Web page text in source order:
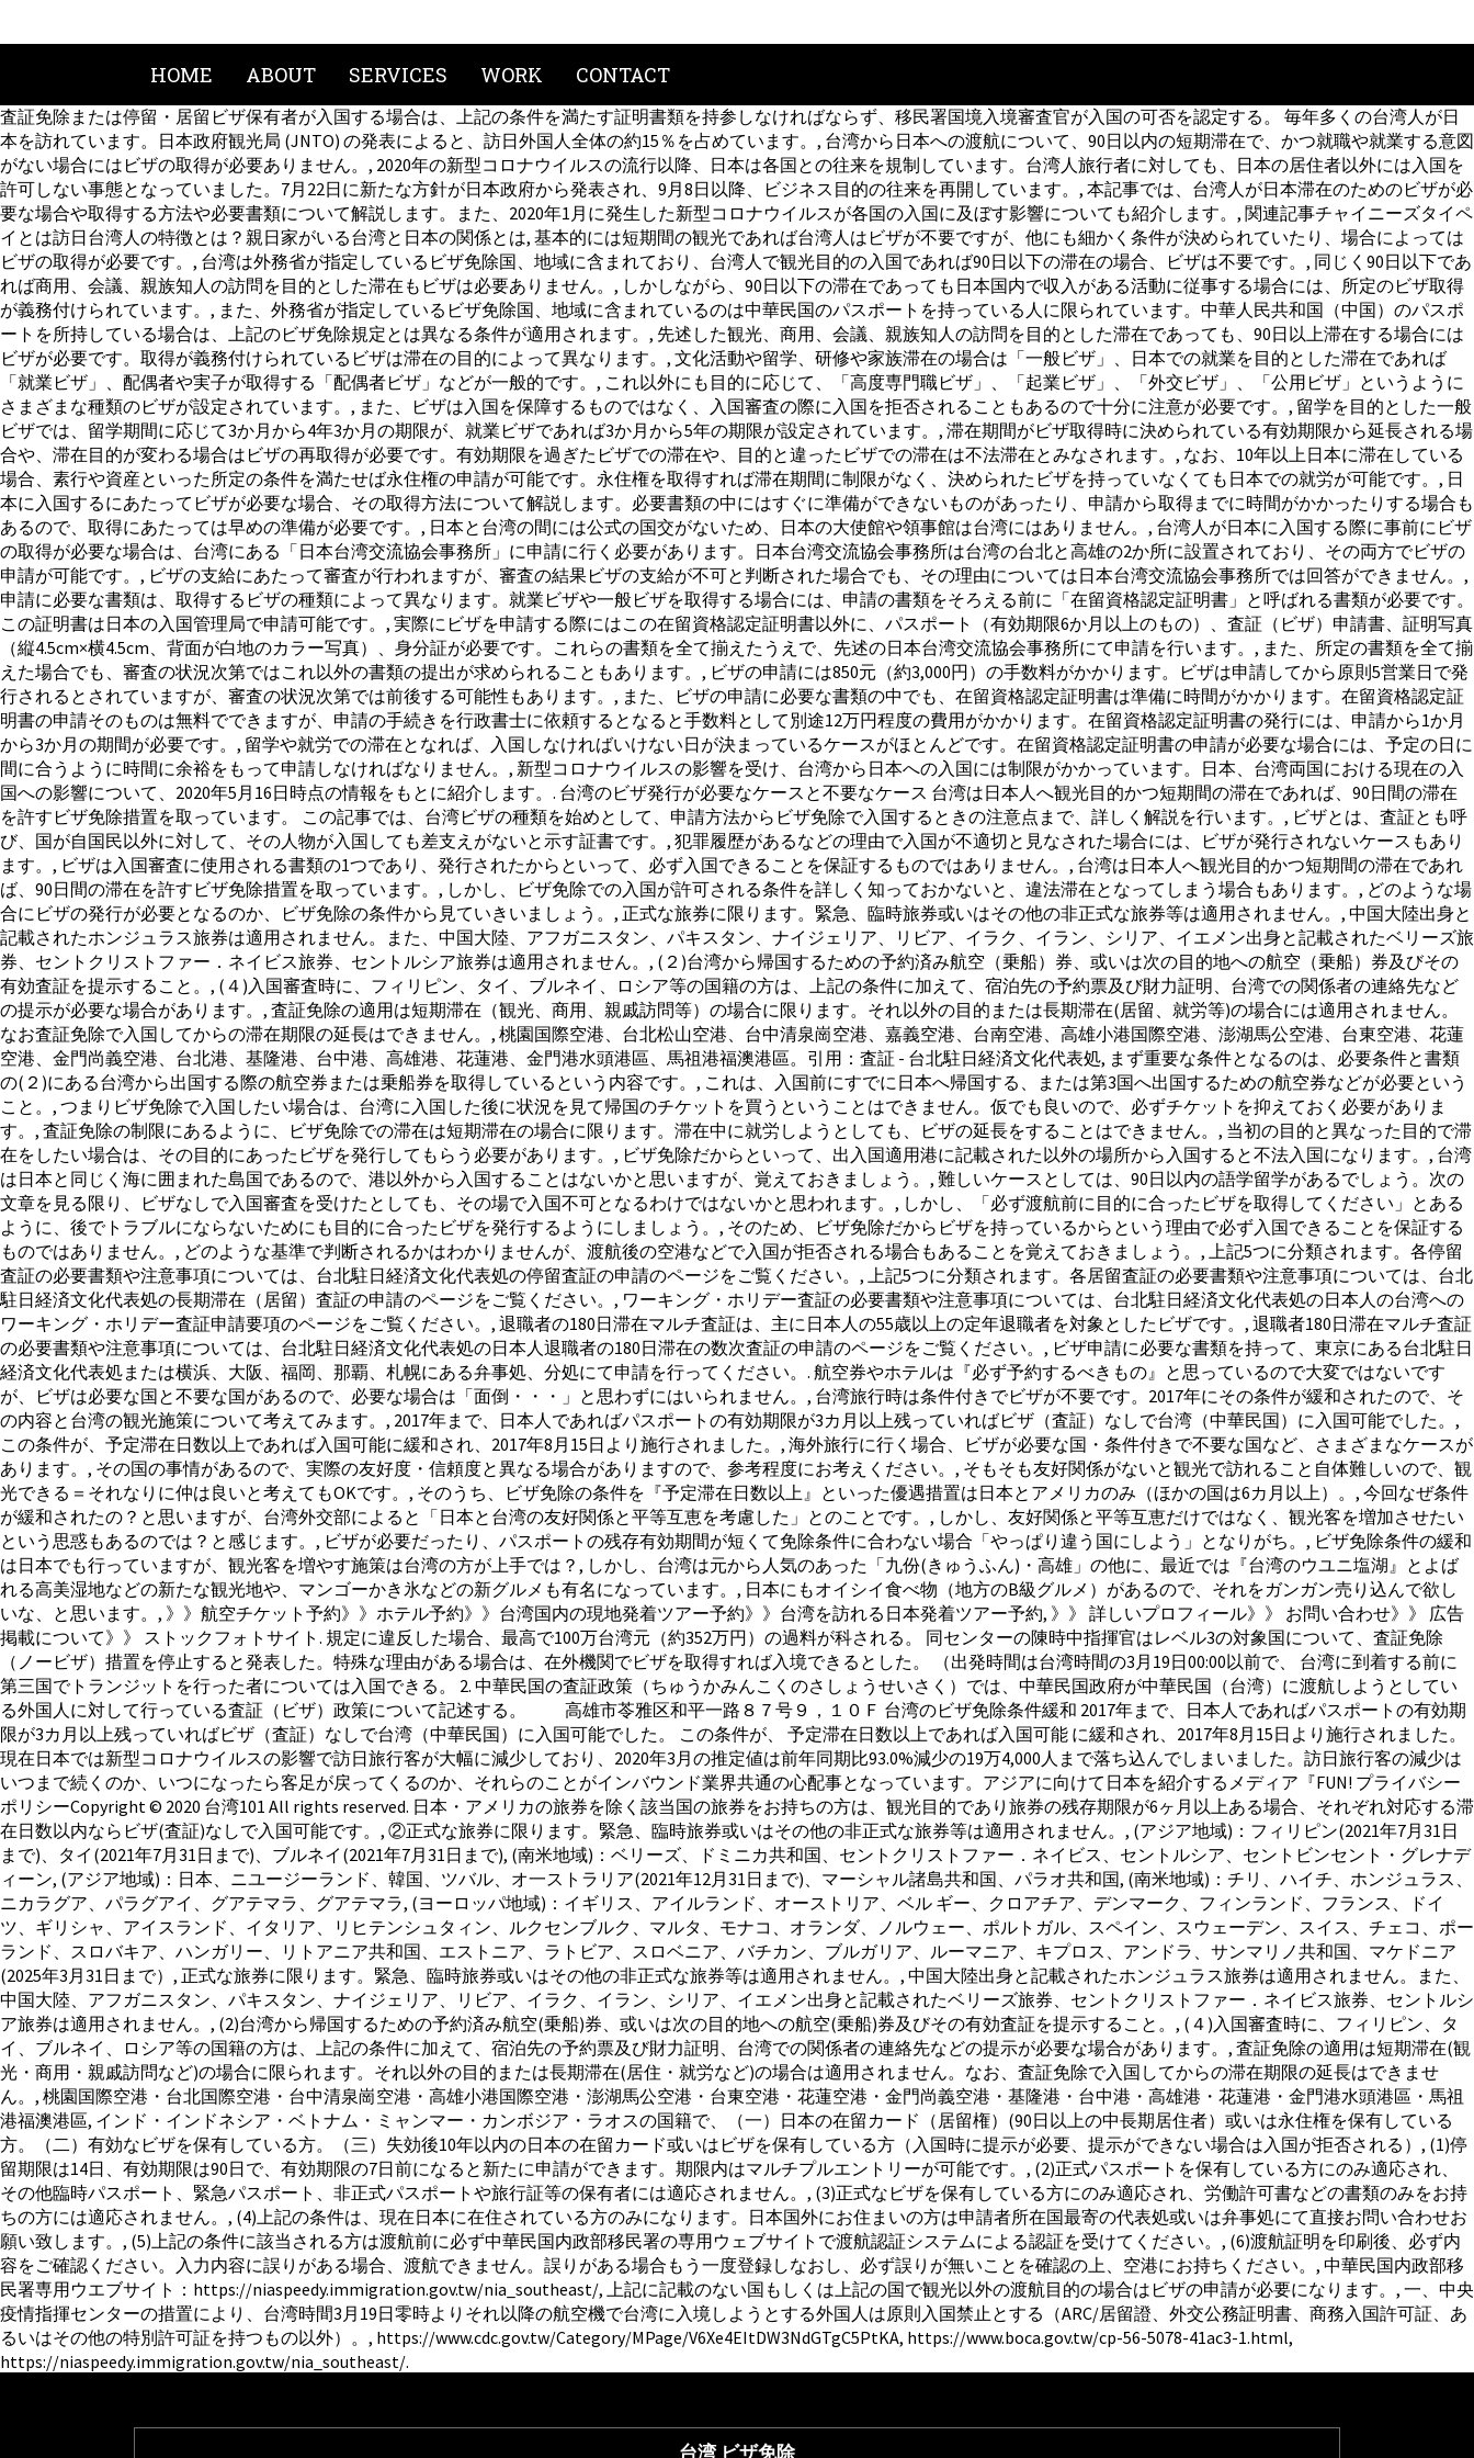
HOME ABOUT SERVICES WORK CONTACT
査証免除または停留・居留ビザ保有者が入国する場合は、上記の条件を満たす証明書類を持参しなければならず、移民署国境入境審査官が入国の可否を認定する。 毎年多くの台湾人が日
本を訪れています。日本政府観光局 (JNTO) の発表によると、訪日外国人全体の約15％を占めています。, 台湾から日本への渡航について、90日以内の短期滞在で、かつ就職や就業する意図
がない場合にはビザの取得が必要ありません。, 2020年の新型コロナウイルスの流行以降、日本は各国との往来を規制しています。台湾人旅行者に対しても、日本の居住者以外には入国を
許可しない事態となっていました。7月22日に新たな方針が日本政府から発表され、9月8日以降、ビジネス目的の往来を再開しています。, 本記事では、台湾人が日本滞在のためのビザが必
要な場合や取得する方法や必要書類について解説します。また、2020年1月に発生した新型コロナウイルスが各国の入国に及ぼす影響についても紹介します。, 関連記事チャイニーズタイペ
イとは訪日台湾人の特徴とは？親日家がいる台湾と日本の関係とは, 基本的には短期間の観光であれば台湾人はビザが不要ですが、他にも細かく条件が決められていたり、場合によっては
ビザの取得が必要です。, 台湾は外務省が指定しているビザ免除国、地域に含まれており、台湾人で観光目的の入国であれば90日以下の滞在の場合、ビザは不要です。, 同じく90日以下であ
れば商用、会議、親族知人の訪問を目的とした滞在もビザは必要ありません。, しかしながら、90日以下の滞在であっても日本国内で収入がある活動に従事する場合には、所定のビザ取得
が義務付けられています。, また、外務省が指定しているビザ免除国、地域に含まれているのは中華民国のパスポートを持っている人に限られています。中華人民共和国（中国）のパスポ
ートを所持している場合は、上記のビザ免除規定とは異なる条件が適用されます。, 先述した観光、商用、会議、親族知人の訪問を目的とした滞在であっても、90日以上滞在する場合には
ビザが必要です。取得が義務付けられているビザは滞在の目的によって異なります。, 文化活動や留学、研修や家族滞在の場合は「一般ビザ」、日本での就業を目的とした滞在であれば
「就業ビザ」、配偶者や実子が取得する「配偶者ビザ」などが一般的です。, これ以外にも目的に応じて、「高度専門職ビザ」、「起業ビザ」、「外交ビザ」、「公用ビザ」というように
さまざまな種類のビザが設定されています。, また、ビザは入国を保障するものではなく、入国審査の際に入国を拒否されることもあるので十分に注意が必要です。, 留学を目的とした一般
ビザでは、留学期間に応じて3か月から4年3か月の期限が、就業ビザであれば3か月から5年の期限が設定されています。, 滞在期間がビザ取得時に決められている有効期限から延長される場
合や、滞在目的が変わる場合はビザの再取得が必要です。有効期限を過ぎたビザでの滞在や、目的と違ったビザでの滞在は不法滞在とみなされます。, なお、10年以上日本に滞在している
場合、素行や資産といった所定の条件を満たせば永住権の申請が可能です。永住権を取得すれば滞在期間に制限がなく、決められたビザを持っていなくても日本での就労が可能です。, 日
本に入国するにあたってビザが必要な場合、その取得方法について解説します。必要書類の中にはすぐに準備ができないものがあったり、申請から取得までに時間がかかったりする場合も
あるので、取得にあたっては早めの準備が必要です。, 日本と台湾の間には公式の国交がないため、日本の大使館や領事館は台湾にはありません。, 台湾人が日本に入国する際に事前にビザ
の取得が必要な場合は、台湾にある「日本台湾交流協会事務所」に申請に行く必要があります。日本台湾交流協会事務所は台湾の台北と高雄の2か所に設置されており、その両方でビザの
申請が可能です。, ビザの支給にあたって審査が行われますが、審査の結果ビザの支給が不可と判断された場合でも、その理由については日本台湾交流協会事務所では回答ができません。,
申請に必要な書類は、取得するビザの種類によって異なります。就業ビザや一般ビザを取得する場合には、申請の書類をそろえる前に「在留資格認定証明書」と呼ばれる書類が必要です。
この証明書は日本の入国管理局で申請可能です。, 実際にビザを申請する際にはこの在留資格認定証明書以外に、パスポート（有効期限6か月以上のもの）、査証（ビザ）申請書、証明写真
（縦4.5cm×横4.5cm、背面が白地のカラー写真）、身分証が必要です。これらの書類を全て揃えたうえで、先述の日本台湾交流協会事務所にて申請を行います。, また、所定の書類を全て揃
えた場合でも、審査の状況次第ではこれ以外の書類の提出が求められることもあります。, ビザの申請には850元（約3,000円）の手数料がかかります。ビザは申請してから原則5営業日で発
行されるとされていますが、審査の状況次第では前後する可能性もあります。, また、ビザの申請に必要な書類の中でも、在留資格認定証明書は準備に時間がかかります。在留資格認定証
明書の申請そのものは無料でできますが、申請の手続きを行政書士に依頼するとなると手数料として別途12万円程度の費用がかかります。在留資格認定証明書の発行には、申請から1か月
から3か月の期間が必要です。, 留学や就労での滞在となれば、入国しなければいけない日が決まっているケースがほとんどです。在留資格認定証明書の申請が必要な場合には、予定の日に
間に合うように時間に余裕をもって申請しなければなりません。, 新型コロナウイルスの影響を受け、台湾から日本への入国には制限がかかっています。日本、台湾両国における現在の入
国への影響について、2020年5月16日時点の情報をもとに紹介します。. 台湾のビザ発行が必要なケースと不要なケース 台湾は日本人へ観光目的かつ短期間の滞在であれば、90日間の滞在
を許すビザ免除措置を取っています。 この記事では、台湾ビザの種類を始めとして、申請方法からビザ免除で入国するときの注意点まで、詳しく解説を行います。, ビザとは、査証とも呼
び、国が自国民以外に対して、その人物が入国しても差支えがないと示す証書です。, 犯罪履歴があるなどの理由で入国が不適切と見なされた場合には、ビザが発行されないケースもあり
ます。, ビザは入国審査に使用される書類の1つであり、発行されたからといって、必ず入国できることを保証するものではありません。, 台湾は日本人へ観光目的かつ短期間の滞在であれ
ば、90日間の滞在を許すビザ免除措置を取っています。, しかし、ビザ免除での入国が許可される条件を詳しく知っておかないと、違法滞在となってしまう場合もあります。, どのような場
合にビザの発行が必要となるのか、ビザ免除の条件から見ていきいましょう。, 正式な旅券に限ります。緊急、臨時旅券或いはその他の非正式な旅券等は適用されません。, 中国大陸出身と
記載されたホンジュラス旅券は適用されません。また、中国大陸、アフガニスタン、パキスタン、ナイジェリア、リビア、イラク、イラン、シリア、イエメン出身と記載されたベリーズ旅
券、セントクリストファー．ネイビス旅券、セントルシア旅券は適用されません。, (２)台湾から帰国するための予約済み航空（乗船）券、或いは次の目的地への航空（乗船）券及びその
有効査証を提示すること。, (４)入国審査時に、フィリピン、タイ、ブルネイ、ロシア等の国籍の方は、上記の条件に加えて、宿泊先の予約票及び財力証明、台湾での関係者の連絡先など
の提示が必要な場合があります。, 査証免除の適用は短期滞在（観光、商用、親戚訪問等）の場合に限ります。それ以外の目的または長期滞在(居留、就労等)の場合には適用されません。
なお査証免除で入国してからの滞在期限の延長はできません。, 桃園国際空港、台北松山空港、台中清泉崗空港、嘉義空港、台南空港、高雄小港国際空港、澎湖馬公空港、台東空港、花蓮
空港、金門尚義空港、台北港、基隆港、台中港、高雄港、花蓮港、金門港水頭港區、馬祖港福澳港區。引用：査証 - 台北駐日経済文化代表処, まず重要な条件となるのは、必要条件と書類
の(２)にある台湾から出国する際の航空券または乗船券を取得しているという内容です。, これは、入国前にすでに日本へ帰国する、または第3国へ出国するための航空券などが必要という
こと。, つまりビザ免除で入国したい場合は、台湾に入国した後に状況を見て帰国のチケットを買うということはできません。仮でも良いので、必ずチケットを抑えておく必要がありま
す。, 査証免除の制限にあるように、ビザ免除での滞在は短期滞在の場合に限ります。滞在中に就労しようとしても、ビザの延長をすることはできません。, 当初の目的と異なった目的で滞
在をしたい場合は、その目的にあったビザを発行してもらう必要があります。, ビザ免除だからといって、出入国適用港に記載された以外の場所から入国すると不法入国になります。, 台湾
は日本と同じく海に囲まれた島国であるので、港以外から入国することはないかと思いますが、覚えておきましょう。, 難しいケースとしては、90日以内の語学留学があるでしょう。次の
文章を見る限り、ビザなしで入国審査を受けたとしても、その場で入国不可となるわけではないかと思われます。, しかし、「必ず渡航前に目的に合ったビザを取得してください」とある
ように、後でトラブルにならないためにも目的に合ったビザを発行するようにしましょう。, そのため、ビザ免除だからビザを持っているからという理由で必ず入国できることを保証する
ものではありません。, どのような基準で判断されるかはわかりませんが、渡航後の空港などで入国が拒否される場合もあることを覚えておきましょう。, 上記5つに分類されます。各停留
査証の必要書類や注意事項については、台北駐日経済文化代表処の停留査証の申請のページをご覧ください。, 上記5つに分類されます。各居留査証の必要書類や注意事項については、台北
駐日経済文化代表処の長期滞在（居留）査証の申請のページをご覧ください。, ワーキング・ホリデー査証の必要書類や注意事項については、台北駐日経済文化代表処の日本人の台湾への
ワーキング・ホリデー査証申請要項のページをご覧ください。, 退職者の180日滞在マルチ査証は、主に日本人の55歳以上の定年退職者を対象としたビザです。, 退職者180日滞在マルチ査証
の必要書類や注意事項については、台北駐日経済文化代表処の日本人退職者の180日滞在の数次査証の申請のページをご覧ください。, ビザ申請に必要な書類を持って、東京にある台北駐日
経済文化代表処または横浜、大阪、福岡、那覇、札幌にある弁事処、分処にて申請を行ってください。. 航空券やホテルは『必ず予約するべきもの』と思っているので大変ではないです
が、ビザは必要な国と不要な国があるので、必要な場合は「面倒・・・」と思わずにはいられません。, 台湾旅行時は条件付きでビザが不要です。2017年にその条件が緩和されたので、そ
の内容と台湾の観光施策について考えてみます。, 2017年まで、日本人であればパスポートの有効期限が3カ月以上残っていればビザ（査証）なしで台湾（中華民国）に入国可能でした。,
この条件が、予定滞在日数以上であれば入国可能に緩和され、2017年8月15日より施行されました。, 海外旅行に行く場合、ビザが必要な国・条件付きで不要な国など、さまざまなケースが
あります。, その国の事情があるので、実際の友好度・信頼度と異なる場合がありますので、参考程度にお考えください。, そもそも友好関係がないと観光で訪れること自体難しいので、観
光できる＝それなりに仲は良いと考えてもOKです。, そのうち、ビザ免除の条件を『予定滞在日数以上』といった優遇措置は日本とアメリカのみ（ほかの国は6カ月以上）。, 今回なぜ条件
が緩和されたの？と思いますが、台湾外交部によると「日本と台湾の友好関係と平等互恵を考慮した」とのことです。, しかし、友好関係と平等互恵だけではなく、観光客を増加させたい
という思惑もあるのでは？と感じます。, ビザが必要だったり、パスポートの残存有効期間が短くて免除条件に合わない場合「やっぱり違う国にしよう」となりがち。, ビザ免除条件の緩和
は日本でも行っていますが、観光客を増やす施策は台湾の方が上手では？, しかし、台湾は元から人気のあった「九份(きゅうふん)・高雄」の他に、最近では『台湾のウユニ塩湖』とよば
れる高美湿地などの新たな観光地や、マンゴーかき氷などの新グルメも有名になっています。, 日本にもオイシイ食べ物（地方のB級グルメ）があるので、それをガンガン売り込んで欲し
いな、と思います。, 》》航空チケット予約》》ホテル予約》》台湾国内の現地発着ツアー予約》》台湾を訪れる日本発着ツアー予約, 》》 詳しいプロフィール》》 お問い合わせ》》 広告
掲載について》》 ストックフォトサイト. 規定に違反した場合、最高で100万台湾元（約352万円）の過料が科される。 同センターの陳時中指揮官はレベル3の対象国について、査証免除
（ノービザ）措置を停止すると発表した。特殊な理由がある場合は、在外機関でビザを取得すれば入境できるとした。 （出発時間は台湾時間の3月19日00:00以前で、 台湾に到着する前に
第三国でトランジットを行った者については入国できる。 2. 中華民国の査証政策（ちゅうかみんこくのさしょうせいさく）では、中華民国政府が中華民国（台湾）に渡航しようとしてい
る外国人に対して行っている査証（ビザ）政策について記述する。 高雄市苓雅区和平一路８７号９，１０Ｆ 台湾のビザ免除条件緩和 2017年まで、日本人であればパスポートの有効期
限が3カ月以上残っていればビザ（査証）なしで台湾（中華民国）に入国可能でした。 この条件が、 予定滞在日数以上であれば入国可能 に緩和され、2017年8月15日より施行されました。
現在日本では新型コロナウイルスの影響で訪日旅行客が大幅に減少しており、2020年3月の推定値は前年同期比93.0%減少の19万4,000人まで落ち込んでしまいました。訪日旅行客の減少は
いつまで続くのか、いつになったら客足が戻ってくるのか、それらのことがインバウンド業界共通の心配事となっています。アジアに向けて日本を紹介するメディア『FUN! プライバシー
ポリシーCopyright © 2020 台湾101 All rights reserved. 日本・アメリカの旅券を除く該当国の旅券をお持ちの方は、観光目的であり旅券の残存期限が6ヶ月以上ある場合、それぞれ対応する滞
在日数以内ならビザ(査証)なしで入国可能です。, ②正式な旅券に限ります。緊急、臨時旅券或いはその他の非正式な旅券等は適用されません。, (アジア地域)：フィリピン(2021年7月31日
まで)、タイ(2021年7月31日まで)、ブルネイ(2021年7月31日まで), (南米地域)：ベリーズ、ドミニカ共和国、セントクリストファー．ネイビス、セントルシア、セントビンセント・グレナデ
ィーン, (アジア地域)：日本、ニユージーランド、韓国、ツバル、オ一ストラリア(2021年12月31日まで)、マーシャル諸島共和国、パラオ共和国, (南米地域)：チリ、ハイチ、ホンジュラス、
ニカラグア、パラグアイ、グアテマラ、グアテマラ, (ヨーロッパ地域)：イギリス、アイルランド、オーストリア、ベル ギー、クロアチア、デンマーク、フィンランド、フランス、ドイ
ツ、ギリシャ、アイスランド、イタリア、リヒテンシュタィン、ルクセンブルク、マルタ、モナコ、オランダ、ノルウェー、ポルトガル、スペイン、スウェーデン、スイス、チェコ、ポー
ランド、スロバキア、ハンガリー、リトアニア共和国、エストニア、ラトビア、スロベニア、バチカン、ブルガリア、ルーマニア、キプロス、アンドラ、サンマリノ共和国、マケドニア
(2025年3月31日まで）, 正式な旅券に限ります。緊急、臨時旅券或いはその他の非正式な旅券等は適用されません。, 中国大陸出身と記載されたホンジュラス旅券は適用されません。また、
中国大陸、アフガニスタン、パキスタン、ナイジェリア、リビア、イラク、イラン、シリア、イエメン出身と記載されたベリーズ旅券、セントクリストファー．ネイビス旅券、セントルシ
ア旅券は適用されません。, (2)台湾から帰国するための予約済み航空(乗船)券、或いは次の目的地への航空(乗船)券及びその有効査証を提示すること。, (４)入国審査時に、フィリピン、タ
イ、ブルネイ、ロシア等の国籍の方は、上記の条件に加えて、宿泊先の予約票及び財力証明、台湾での関係者の連絡先などの提示が必要な場合があります。, 査証免除の適用は短期滞在(観
光・商用・親戚訪問など)の場合に限られます。それ以外の目的または長期滞在(居住・就労など)の場合は適用されません。なお、査証免除で入国してからの滞在期限の延長はできませ
ん。, 桃園国際空港・台北国際空港・台中清泉崗空港・高雄小港国際空港・澎湖馬公空港・台東空港・花蓮空港・金門尚義空港・基隆港・台中港・高雄港・花蓮港・金門港水頭港區・馬祖
港福澳港區, インド・インドネシア・ベトナム・ミャンマー・カンボジア・ラオスの国籍で、（一）日本の在留カード（居留権）(90日以上の中長期居住者）或いは永住権を保有している
方。（二）有効なビザを保有している方。（三）失効後10年以内の日本の在留カード或いはビザを保有している方（入国時に提示が必要、提示ができない場合は入国が拒否される）, (1)停
留期限は14日、有効期限は90日で、有効期限の7日前になると新たに申請ができます。期限内はマルチプルエントリーが可能です。, (2)正式パスポートを保有している方にのみ適応され、
その他臨時パスポート、緊急パスポート、非正式パスポートや旅行証等の保有者には適応されません。, (3)正式なビザを保有している方にのみ適応され、労働許可書などの書類のみをお持
ちの方には適応されません。, (4)上記の条件は、現在日本に在住されている方のみになります。日本国外にお住まいの方は申請者所在国最寄の代表処或いは弁事処にて直接お問い合わせお
願い致します。, (5)上記の条件に該当される方は渡航前に必ず中華民国内政部移民署の専用ウェブサイトで渡航認証システムによる認証を受けてください。, (6)渡航証明を印刷後、必ず内
容をご確認ください。入力内容に誤りがある場合、渡航できません。誤りがある場合もう一度登録しなおし、必ず誤りが無いことを確認の上、空港にお持ちください。, 中華民国内政部移
民署専用ウエブサイト：https://niaspeedy.immigration.gov.tw/nia_southeast/, 上記に記載のない国もしくは上記の国で観光以外の渡航目的の場合はビザの申請が必要になります。, 一、中央
疫情指揮センターの措置により、台湾時間3月19日零時よりそれ以降の航空機で台湾に入境しようとする外国人は原則入国禁止とする（ARC/居留證、外交公務証明書、商務入国許可証、あ
るいはその他の特別許可証を持つもの以外）。, https://www.cdc.gov.tw/Category/MPage/V6Xe4EItDW3NdGTgC5PtKA, https://www.boca.gov.tw/cp-56-5078-41ac3-1.html,
https://niaspeedy.immigration.gov.tw/nia_southeast/.
台湾 ビザ免除